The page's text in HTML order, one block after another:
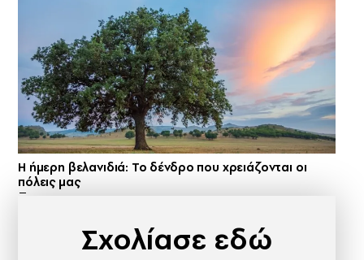
Η ήμερη βελανιδιά: Το δένδρο που χρειάζονται οι
πόλεις μας
Σχολίασε εδώ